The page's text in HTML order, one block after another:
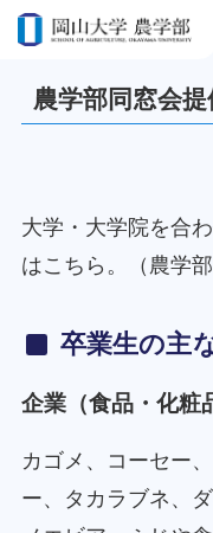
ホーム 卒業生の方 農学部同
農学部同窓会
大学・大学院を合
はこちら。（農学部
卒業生の主
企業（食品・化粧
カゴメ、コーセー
ー、タカラブネ、